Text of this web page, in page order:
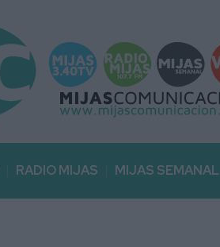
RADIO MIJAS MIJAS SEMANAL